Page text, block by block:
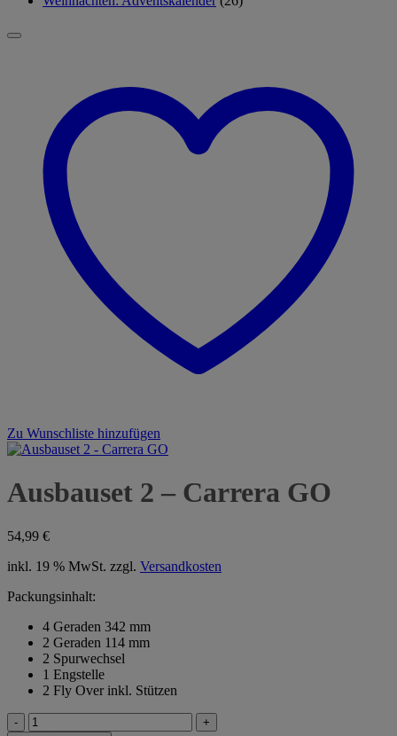
Zu Wunschliste hinzufügen
Ausbauset 2 – Carrera GO
54,99 €
inkl. 19 % MwSt. zzgl. Versandkosten
Packungsinhalt:
4 Geraden 342 mm
2 Geraden 114 mm
2 Spurwechsel
1 Engstelle
2 Fly Over inkl. Stützen
Ausbauset